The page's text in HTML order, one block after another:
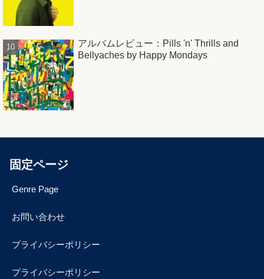
アルバムレビュー：Pills 'n' Thrills and
Bellyaches by Happy Mondays
固定ページ
Genre Page
お問い合わせ
プライバシーポリシー
プライバシーポリシー